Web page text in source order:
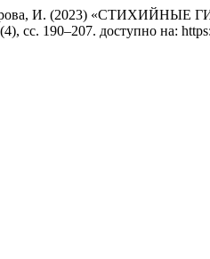
И. (2023)
сс. 190–207. доступно на: